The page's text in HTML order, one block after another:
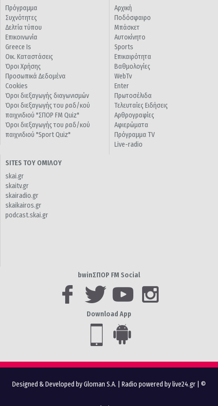
Πρόγραμμα
Συχνότητες
Δελτία τύπου
Επικοινωνία
Greece Is
Οικ. Καταστάσεις
Όροι Χρήσης
Προσωπικά Δεδομένα
Cookies
Όροι διεξαγωγής διαγωνισμών
Όροι διεξαγωγής του ραδ/κού
παιχνιδιού "ΣΠΟΡ FM Quiz"
Όροι διεξαγωγής του ραδ/κού
παιχνιδιού "Sport Quiz"
Αρχική
Ποδόσφαιρο
Μπάσκετ
Αυτοκίνητο
Sports
Επικαιρότητα
Βαθμολογίες
WebTv
Enter
Πρωτοσέλιδα
Τελευταίες Ειδήσεις
Αρθρογραφίες
Αφιερώματα
Πρόγραμμα TV
Live-radio
SITES ΤΟΥ ΟΜΙΛΟΥ
skai.gr
skaitv.gr
skairadio.gr
skaikairos.gr
podcast.skai.gr
bwinΣΠΟΡ FM Social
Download App
Designed & Developed by Gloman S.A. Radio powered by live24.gr | ©